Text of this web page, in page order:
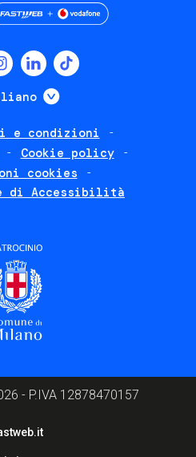
Mostra ulteriori
e condizioni
Cookie policy
cookies
di Accessibilità
- P.IVA 12878470157